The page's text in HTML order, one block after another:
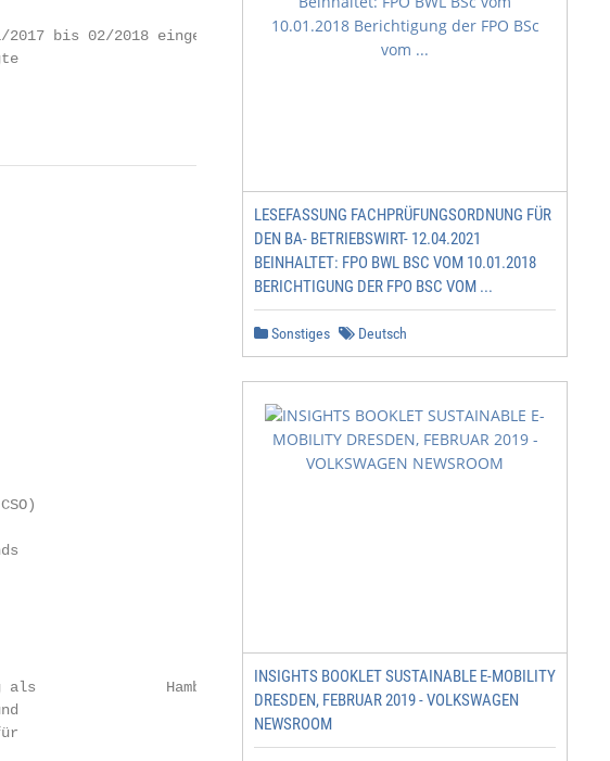
bis 02/2018 eingesetzt war und mit ihrem
2
Hamburg
LESEFASSUNG FACHPRÜFUNGSORDNUNG FÜR
DEN BA- BETRIEBSWIRT- 12.04.2021
BEINHALTET: FPO BWL BSC VOM 10.01.2018
BERICHTIGUNG DER FPO BSC VOM ...
Sonstiges Deutsch
INSIGHTS BOOKLET SUSTAINABLE E-MOBILITY
DRESDEN, FEBRUAR 2019 - VOLKSWAGEN
NEWSROOM